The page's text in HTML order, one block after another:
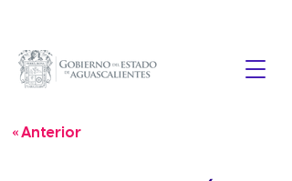
« Anterior